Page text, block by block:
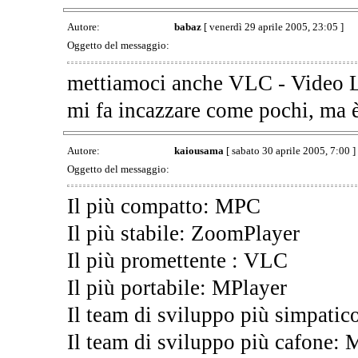
Autore: babaz[ venerdì 29 aprile 2005, 23:05 ]
Oggetto del messaggio:
mettiamoci anche VLC - Video
mi fa incazzare come pochi,
Autore: kaiousama [ sabato 30 aprile 2005, 7:00 ]
Oggetto del messaggio:
Il più compatto: MPC
Il più stabile: ZoomPlayer
Il più promettente : VLC
Il più portabile: MPlayer
Il team di sviluppo più
Il team di sviluppo più cafone: